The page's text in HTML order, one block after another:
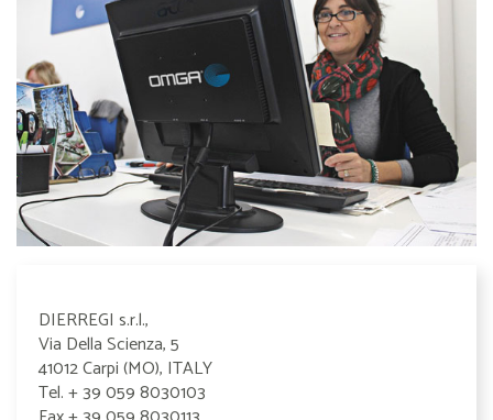
DIERREGI s.r.l.,
Via Della Scienza, 5
41012 Carpi (MO), ITALY
Tel. + 39 059 8030103